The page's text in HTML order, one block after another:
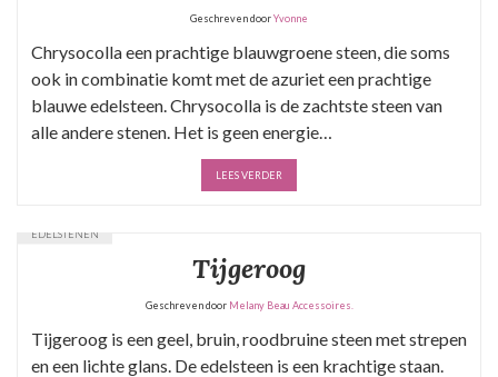
Geschreven doorYvonne
Chrysocolla een prachtige blauwgroene steen, die soms
ook in combinatie komt met de azuriet een prachtige
blauwe edelsteen. Chrysocolla is de zachtste steen van
alle andere stenen. Het is geen energie…
LEES VERDER
EDELSTENEN
Tijgeroog
Geschreven door Melany Beau Accessoires.
Tijgeroog is een geel, bruin, roodbruine steen met strepen
en een lichte glans. De edelsteen is een krachtige staan.